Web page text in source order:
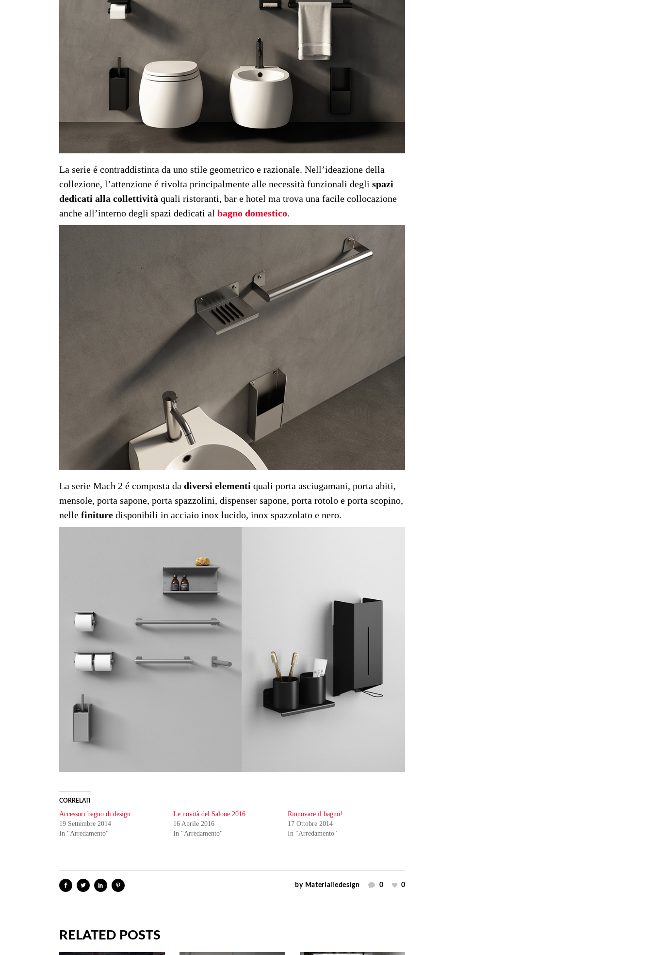
La serie é contraddistinta da uno stile geometrico e razionale. Nell’ideazione della
collezione, l’attenzione é rivolta principalmente alle necessità funzionali degli spazi
dedicati alla collettività quali ristoranti, bar e hotel ma trova una facile collocazione
anche all’interno degli spazi dedicati al bagno domestico.
La serie Mach 2 é composta da diversi elementi quali porta asciugamani, porta abiti,
mensole, porta sapone, porta spazzolini, dispenser sapone, porta rotolo e porta scopino,
nelle finiture disponibili in acciaio inox lucido, inox spazzolato e nero.
CORRELATI
Accessori bagno di design
19 Settembre 2014
In "Arredamento"
Le novità del Salone 2016
16 Aprile 2016
In "Arredamento"
Rinnovare il bagno!
17 Ottobre 2014
In "Arredamento"
by Materialiedesign 0 0
RELATED POSTS